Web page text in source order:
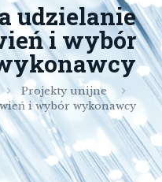
udzielanie
i wybór
Projekty unijne
i wybór wykonawcy